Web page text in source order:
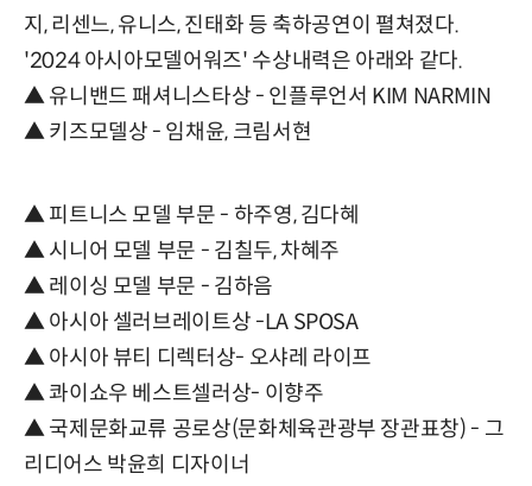
지, 리센느, 유니스, 진태화 등 축하공연이 펼쳐졌다.
'2024 아시아모델어워즈' 수상내력은 아래와 같다.
▲ 유니밴드 패셔니스타상 - 인플루언서 KIM NARMIN
▲ 키즈모델상 - 임채윤, 크림서현
▲ 피트니스 모델 부문 - 하주영, 김다혜
▲ 시니어 모델 부문 - 김칠두, 차혜주
▲ 레이싱 모델 부문 - 김하음
▲ 아시아 셀러브레이트상 -LA SPOSA
▲ 아시아 뷰티 디렉터상- 오샤레 라이프
▲ 콰이쇼우 베스트셀러상- 이향주
▲ 국제문화교류 공로상(문화체육관광부 장관표창) - 그
리디어스 박윤희 디자이너